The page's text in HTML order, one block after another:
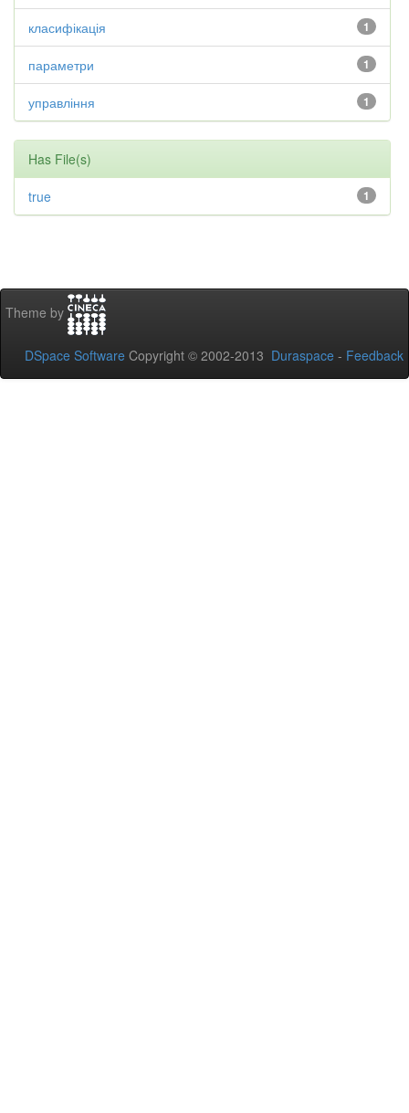
1
класифікація
1
параметри
1
управління
Has File(s)
1
true
Theme by
DSpace Software Copyright © 2002-2013 Duraspace - Feedback